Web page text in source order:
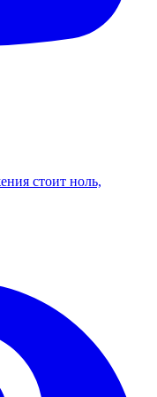
стоит ноль,